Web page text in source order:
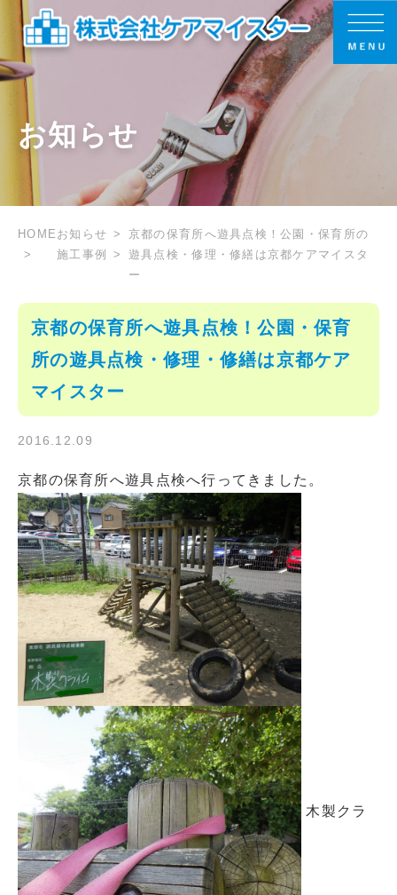
お知らせ
HOME お知らせ
施工事例
京都の保育所へ遊具点検！公園・保育所の
遊具点検・修理・修繕は京都ケアマイスタ
ー
京都の保育所へ遊具点検！公園・保育
所の遊具点検・修理・修繕は京都ケア
マイスター
2016.12.09
京都の保育所へ遊具点検へ行ってきました。
木製クラ